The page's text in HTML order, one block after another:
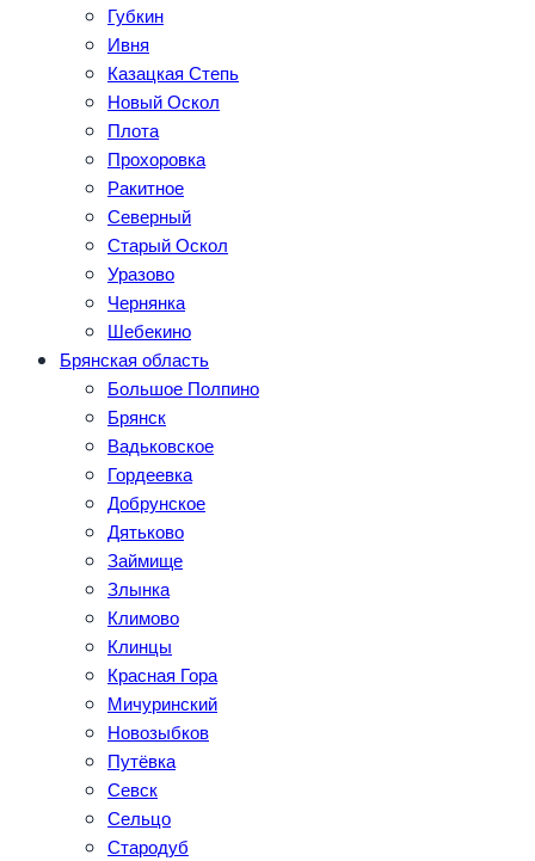
Губкин
Ивня
Казацкая Степь
Новый Оскол
Плота
Прохоровка
Ракитное
Северный
Старый Оскол
Уразово
Чернянка
Шебекино
Брянская область
Большое Полпино
Брянск
Вадьковское
Гордеевка
Добрунское
Дятьково
Займище
Злынка
Климово
Клинцы
Красная Гора
Мичуринский
Новозыбков
Путёвка
Севск
Сельцо
Стародуб